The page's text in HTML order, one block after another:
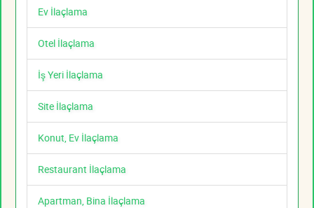
Ev İlaçlama
Otel İlaçlama
İş Yeri İlaçlama
Site İlaçlama
Konut, Ev İlaçlama
Restaurant İlaçlama
Apartman, Bina İlaçlama